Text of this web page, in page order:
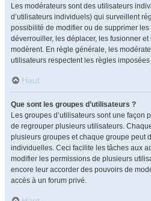
Les modérateurs sont des utilisateurs
d’utilisateurs individuels) qui surveillent
possibilité de modifier ou de supprimer
déverrouiller, les déplacer, les fusionner
modèrent. En règle générale, les
utilisateurs respectent les règles
Haut
Que sont les groupes d’utilisateurs ?
Les groupes d’utilisateurs sont une façon
de regrouper plusieurs utilisateurs.
plusieurs groupes et chaque groupe peut
individuelles. Ceci facilite les tâches aux
modifier les permissions de plusieurs
encore leur accorder des pouvoirs de
accès à un forum privé.